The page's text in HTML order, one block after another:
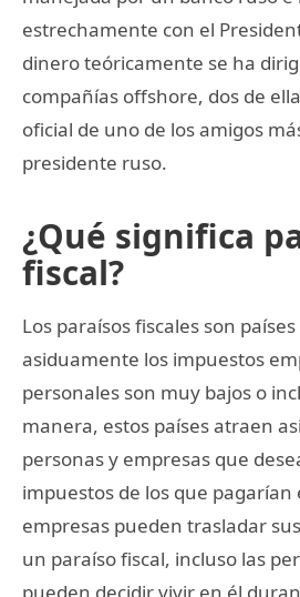
estrechamente con el
dinero teóricamente se ha
compañías offshore, dos de
oficial de uno de los amigos
presidente ruso.
¿Qué significa
fiscal?
Los paraísos fiscales son
asiduamente los impuestos
personales son muy bajos o
manera, estos países atraen
personas y empresas que
impuestos de los que pagarían
empresas pueden trasladar
un paraíso fiscal, incluso las
pueden decidir vivir en él